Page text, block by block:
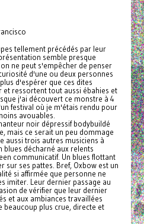
tellement précédés par leur
semble presque
ne peut s'empêcher de penser
d'une ou deux personnes
d'espérer que ces dites
et ressortent tout aussi ébahies et
j'ai découvert ce monstre à 4
festival où je m'étais rendu pour
avouables.
noir dépressif bodybuildé
mais ce serait un peu dommage
aussi trois autres musiciens à
blues décharné aux relents
communicatif. Un blues flottant
sur ses pattes. Bref, Oxbow est un
si affirmée que personne ne
imiter. Leur dernier passage au
de vérifier que leur dernier
et aux ambiances travaillées
beaucoup plus crue, directe et